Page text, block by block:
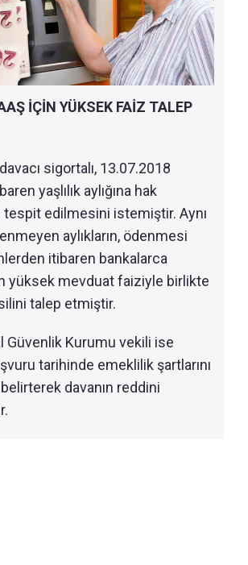
İÇİN YÜKSEK FAİZ TALEP
sigortalı, 13.07.2018
yaşlılık aylığına hak
tespit edilmesini istemiştir. Aynı
aylıkların, ödenmesi
itibaren bankalarca
yüksek mevduat faiziyle birlikte
talep etmiştir.
Güvenlik Kurumu vekili ise
tarihinde emeklilik şartlarını
belirterek davanın reddini